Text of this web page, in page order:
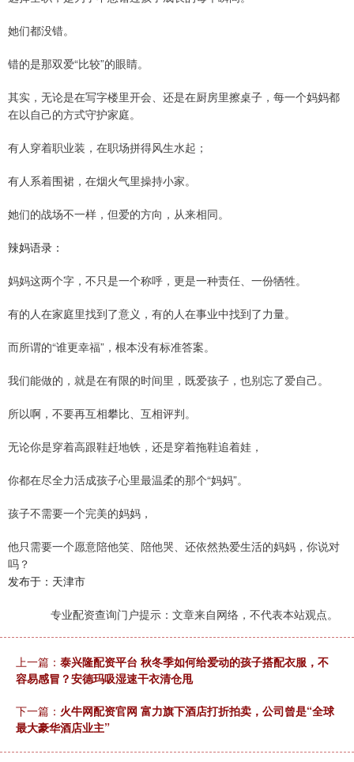
她们都没错。
错的是那双爱“比较”的眼睛。
其实，无论是在写字楼里开会、还是在厨房里擦桌子，每一个妈妈都
在以自己的方式守护家庭。
有人穿着职业装，在职场拼得风生水起；
有人系着围裙，在烟火气里操持小家。
她们的战场不一样，但爱的方向，从来相同。
辣妈语录：
妈妈这两个字，不只是一个称呼，更是一种责任、一份牺牲。
有的人在家庭里找到了意义，有的人在事业中找到了力量。
而所谓的“谁更幸福”，根本没有标准答案。
我们能做的，就是在有限的时间里，既爱孩子，也别忘了爱自己。
所以啊，不要再互相攀比、互相评判。
无论你是穿着高跟鞋赶地铁，还是穿着拖鞋追着娃，
你都在尽全力活成孩子心里最温柔的那个“妈妈”。
孩子不需要一个完美的妈妈，
他只需要一个愿意陪他笑、陪他哭、还依然热爱生活的妈妈，你说对
吗？
发布于：天津市
专业配资查询门户提示：文章来自网络，不代表本站观点。
上一篇： 泰兴隆配资平台 秋冬季如何给爱动的孩子搭配衣服，不
容易感冒？安德玛吸湿速干衣清仓甩
下一篇： 火牛网配资官网 富力旗下酒店打折拍卖，公司曾是“全球
最大豪华酒店业主”